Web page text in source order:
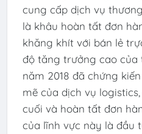
cung cấp dịch vụ
là khâu hoàn tất đơn
khăng khít với bán lẻ
độ tăng trưởng cao của
năm 2018 đã chứng
mẽ của dịch vụ
cuối và hoàn tất đơn
của lĩnh vực này là đầu